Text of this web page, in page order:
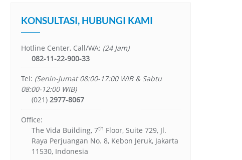
KONSULTASI, HUBUNGI KAMI
Hotline Center, Call/WA: (24 Jam)
082-11-22-900-33
Tel: (Senin-Jumat 08:00-17:00 WIB & Sabtu
08:00-12:00 WIB)
(021) 2977-8067
Office:
The Vida Building, 7th Floor, Suite 729, Jl.
Raya Perjuangan No. 8, Kebon Jeruk, Jakarta
11530, Indonesia